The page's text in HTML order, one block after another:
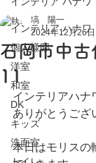
インテリア ハナワ
個人様邸
洋室
和室
DK
キッズ
洗面室
石岡市中古
11
塙 陽一
2024年12月26日
インテリアハナ
ありがとうござ
本日はモリスの